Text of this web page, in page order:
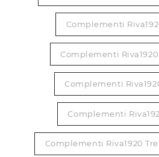
Complementi
Complementi
Complementi
Complementi
Complementi Riva1920